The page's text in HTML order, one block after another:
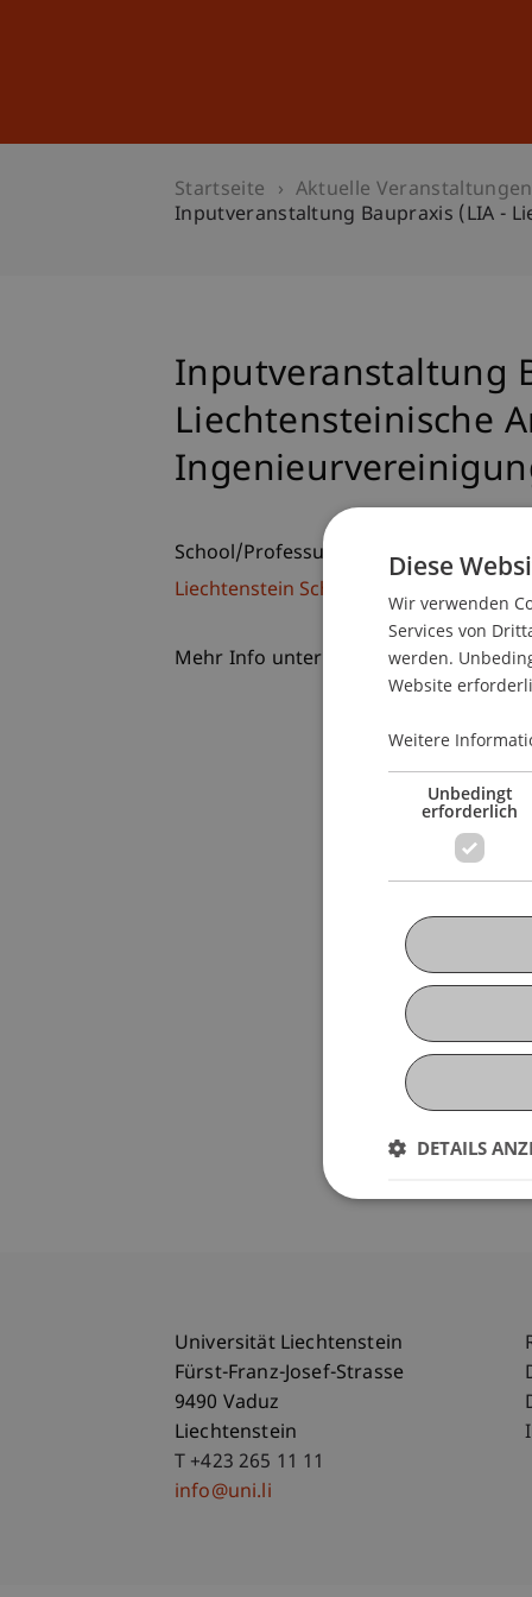
Startseite
Aktuelle Veranstaltungen
Inputveranstaltung Baupraxis (LIA -
Inputveranstaltung
Liechtensteinische
School/Professur:
Liechtenstein School of Architecture
Mehr Info unter www.lia.li
Universität Liechtenstein
Fürst-Franz-Josef-Strasse
9490 Vaduz
Liechtenstein
T +423 265 11 11
info@uni.li
Diese
Wir verwenden
Services von
werden.
Website
Weitere
Unbedingt
erforderlich
DETAILS